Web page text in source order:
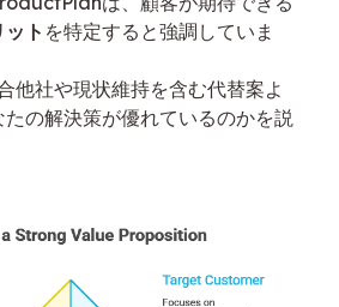
ト を特定すると強調していま
他社や現状維持を含む代替案よ
たの解決策が優れているのかを説